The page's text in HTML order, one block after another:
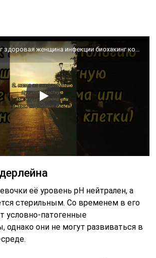
её уровень pH нейтрален, а
стерильным. Со временем в его
условно-патогенные
однако они не могут развиваться в